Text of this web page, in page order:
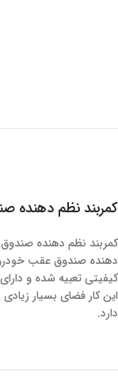
کمربند نظم دهنده
کمربند نظم دهنده
دهنده صندوق عقب
کیفیتی تعبیه شده و
این کار فضای بسیار
دارد.